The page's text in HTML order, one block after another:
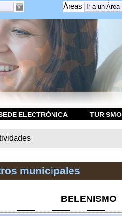
Áreas
ELECTRÓNICA TURISMO
municipales
BELENISMO